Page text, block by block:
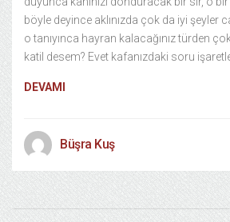
böyle deyince aklınızda çok da iyi şeyler
o tanıyınca hayran kalacağınız türden
katil desem? Evet kafanızdaki soru
DEVAMI
Büşra Kuş